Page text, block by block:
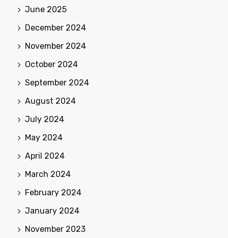
June 2025
December 2024
November 2024
October 2024
September 2024
August 2024
July 2024
May 2024
April 2024
March 2024
February 2024
January 2024
November 2023